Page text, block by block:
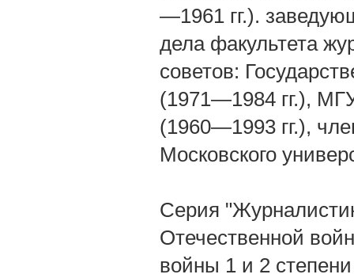
—1961 гг.).
дела факультета
советов:
(1971—1984 гг.),
(1960—1993 гг.),
Московского
Серия
Отечественной
войны 1 и 2